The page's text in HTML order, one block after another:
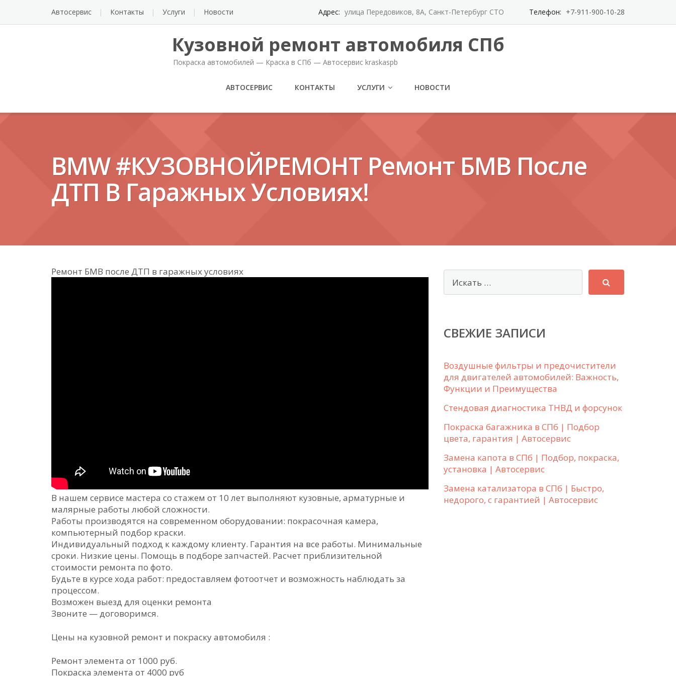
Автосервис Контакты Услуги Новости Адрес: улица Передовиков, 8А, Санкт-Петербург СТО Телефон: +7-911-900-10-28
Кузовной ремонт автомобиля СПб
Покраска автомобилей — Краска в СПб — Автосервис kraskaspb
АВТОСЕРВИС КОНТАКТЫ УСЛУГИ НОВОСТИ
BMW #КУЗОВНОЙРЕМОНТ Ремонт БМВ После
ДТП В Гаражных Условиях!
Ремонт БМВ после ДТП в гаражных условиях
В нашем сервисе мастера со стажем от 10 лет выполняют кузовные, арматурные и
малярные работы любой сложности.
Работы производятся на современном оборудовании: покрасочная камера,
компьютерный подбор краски.
Индивидуальный подход к каждому клиенту. Гарантия на все работы. Минимальные
сроки. Низкие цены. Помощь в подборе запчастей. Расчет приблизительной
стоимости ремонта по фото.
Будьте в курсе хода работ: предоставляем фотоотчет и возможность наблюдать за
процессом.
Возможен выезд для оценки ремонта
Звоните — договоримся.
Цены на кузовной ремонт и покраску автомобиля :
Ремонт элемента от 1000 руб.
Покраска элемента от 4000 руб
СВЕЖИЕ ЗАПИСИ
Воздушные фильтры и предочистители
для двигателей автомобилей: Важность,
Функции и Преимущества
Стендовая диагностика ТНВД и форсунок
Покраска багажника в СПб | Подбор
цвета, гарантия | Автосервис
Замена капота в СПб | Подбор, покраска,
установка | Автосервис
Замена катализатора в СПб | Быстро,
недорого, с гарантией | Автосервис